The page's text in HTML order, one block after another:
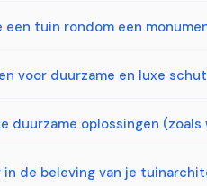
een tuin rondom een
voor duurzame en luxe
duurzame oplossingen
in de beleving van je